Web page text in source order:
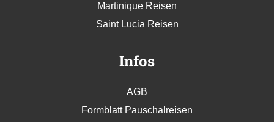
Martinique Reisen
Saint Lucia Reisen
Infos
AGB
Formblatt Pauschalreisen